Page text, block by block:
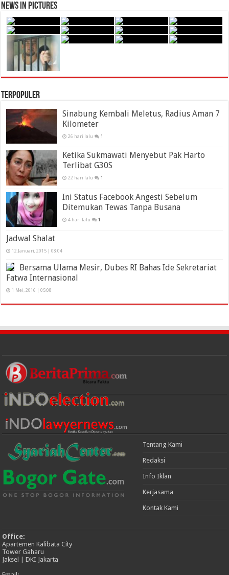
News in Pictures
Terpopuler
Sinabung Kembali Meletus, Radius Aman 7
Kilometer
26 hari lalu 1
Ketika Sukmawati Menyebut Pak Harto
Terlibat G30S
22 hari lalu 1
Ini Status Facebook Angesti Sebelum
Ditemukan Tewas Tanpa Busana
4 hari lalu 1
Jadwal Shalat
12 Januari, 2015 | 08:04
Bersama Ulama Mesir, Dubes RI Bahas Ide Sekretariat
Fatwa Internasional
1 Mei, 2016 | 05:08
Tentang Kami
Redaksi
Info Iklan
Kerjasama
Kontak Kami
Office:
Apartemen Kalibata City
Tower Gaharu
Jaksel | DKI Jakarta